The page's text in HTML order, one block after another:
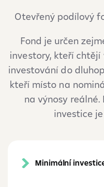
Otevřený podílový
Fond je určen
investory, kteří chtějí
investování do
kteří místo na
na výnosy
investice
Minimální